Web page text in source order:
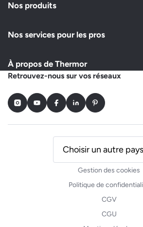
Nos produits
Nos services pour les pros
À propos de Thermor
Retrouvez-nous sur vos réseaux
InstagramYoutubeFacebookLinkedInPinterest
Gestion des cookies
Politique de
CGV
CGU
Choisir un autre pays